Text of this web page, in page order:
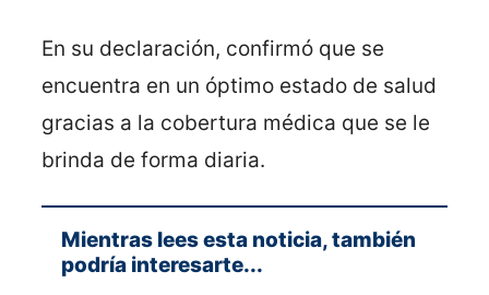
En su declaración, confirmó que se
encuentra en un óptimo estado de salud
gracias a la cobertura médica que se le
brinda de forma diaria.
Mientras lees esta noticia, también
podría interesarte...